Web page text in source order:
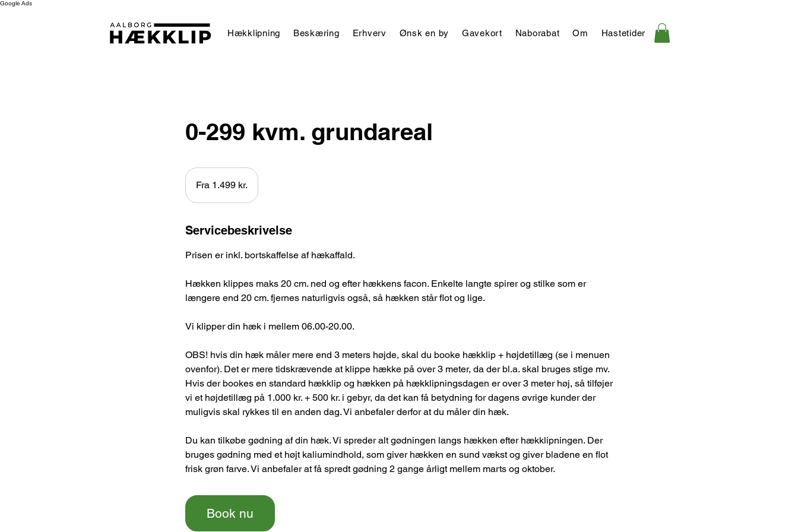
Google Ads
Hækklipning Beskæring Erhverv Ønsk en by Gavekort Naborabat Om Hastetider
0-299 kvm. grundareal
Fra
1.499
danskeFra 1.499 kr.
Servicebeskrivelse
Prisen er inkl. bortskaffelse af hækaffald.
Hækken klippes maks 20 cm. ned og efter hækkens facon. Enkelte langte spirer og stilke som er
længere end 20 cm. fjernes naturligvis også, så hækken står flot og lige.
Vi klipper din hæk i mellem 06.00-20.00.
OBS! hvis din hæk måler mere end 3 meters højde, skal du booke hækklip + højdetillæg (se i menuen
ovenfor). Det er mere tidskrævende at klippe hække på over 3 meter, da der bl.a. skal bruges stige mv.
Hvis der bookes en standard hækklip og hækken på hækklipningsdagen er over 3 meter høj, så tilføjer
vi et højdetillæg på 1.000 kr. + 500 kr. i gebyr, da det kan få betydning for dagens øvrige kunder der
muligvis skal rykkes til en anden dag. Vi anbefaler derfor at du måler din hæk.
Du kan tilkøbe gødning af din hæk. Vi spreder alt gødningen langs hækken efter hækklipningen. Der
bruges gødning med et højt kaliumindhold, som giver hækken en sund vækst og giver bladene en flot
frisk grøn farve. Vi anbefaler at få spredt gødning 2 gange årligt mellem marts og oktober.
Book nu